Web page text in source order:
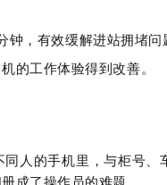
，有效缓解进站拥堵问
的工作体验得到改善。
人的手机里，与柜号、
成了操作员的难题。